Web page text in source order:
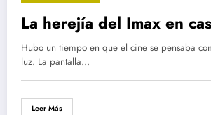
La herejía del Imax en
Hubo un tiempo en que el cine se pensaba
luz. La pantalla…
Leer Más